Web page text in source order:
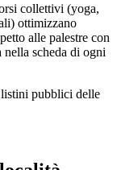
collettivi (yoga,
ottimizzano
alle palestre con
scheda di ogni
pubblici delle